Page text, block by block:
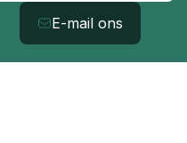
E-mail ons